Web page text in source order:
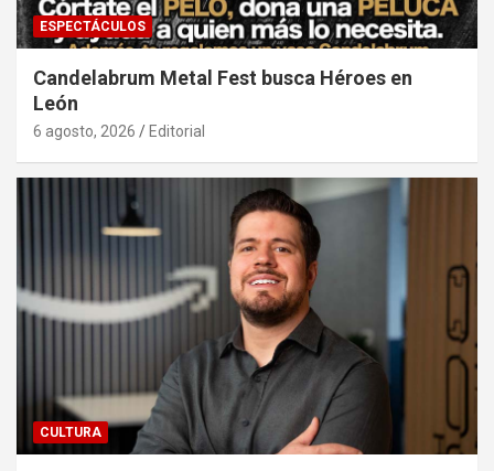
ESPECTÁCULOS
Candelabrum Metal Fest busca Héroes en
León
6 agosto, 2026 Editorial
CULTURA